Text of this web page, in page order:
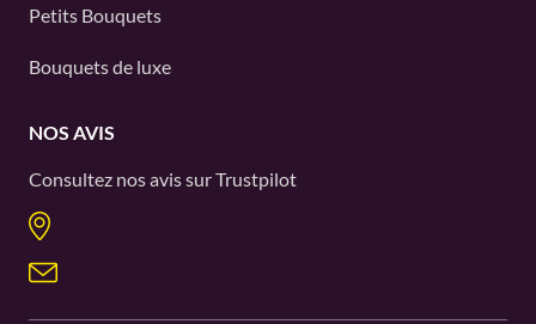
Petits Bouquets
Bouquets de luxe
NOS AVIS
Consultez nos avis surTrustpilot